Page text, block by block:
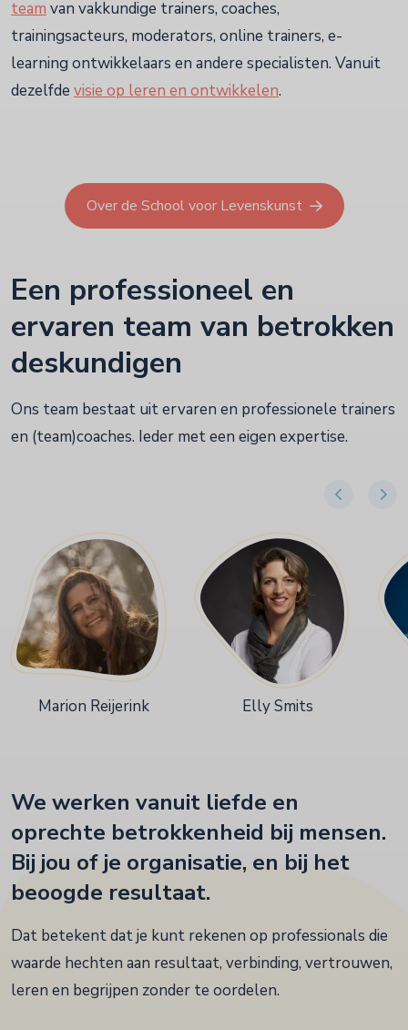
team van vakkundige trainers, coaches,
trainingsacteurs, moderators, online trainers, e-
learning ontwikkelaars en andere specialisten. Vanuit
dezelfde visie op leren en ontwikkelen.
Over de School voor Levenskunst
Een professioneel en
ervaren team van betrokken
deskundigen
Ons team bestaat uit ervaren en professionele trainers
en (team)coaches. Ieder met een eigen expertise.
Marion Reijerink Elly Smits
We werken vanuit liefde en
oprechte betrokkenheid bij mensen.
Bij jou of je organisatie, en bij het
beoogde resultaat.
Dat betekent dat je kunt rekenen op professionals die
waarde hechten aan resultaat, verbinding, vertrouwen,
leren en begrijpen zonder te oordelen.